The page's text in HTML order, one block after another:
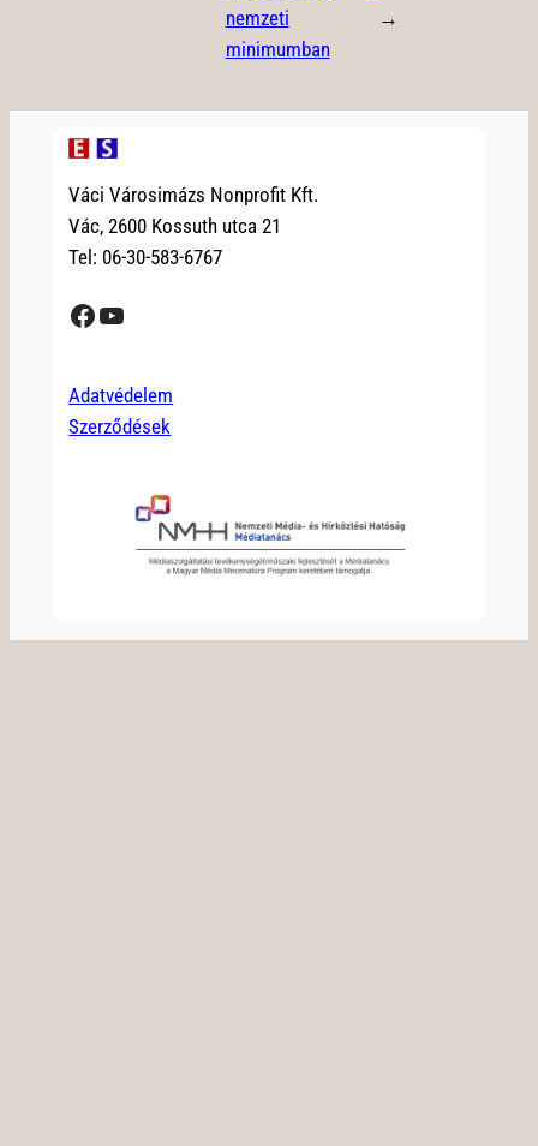
nemzeti
minimumban
→
Váci Városimázs Nonprofit Kft.
Vác, 2600 Kossuth utca 21
Tel: 06-30-583-6767
Facebook YouTube
Adatvédelem
Szerződések